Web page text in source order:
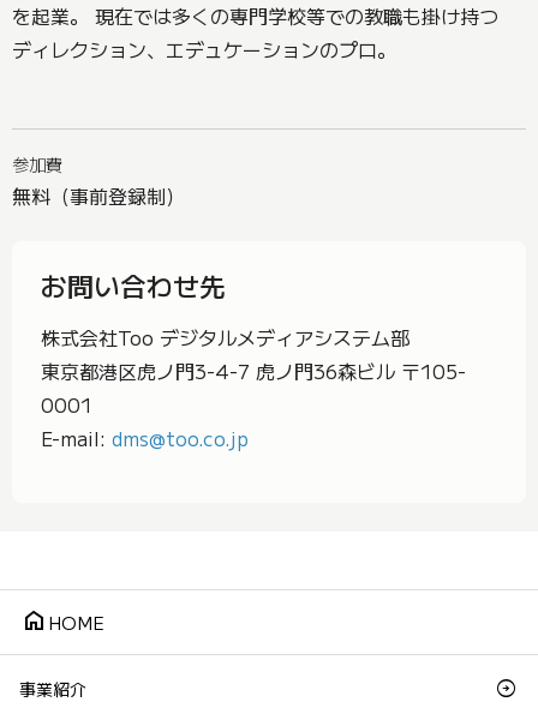
を起業。 現在では多くの専門学校等での教職も掛け持つ
ディレクション、エデュケーションのプロ。
参加費
無料（事前登録制）
お問い合わせ先
株式会社Too デジタルメディアシステム部
東京都港区虎ノ門3-4-7 虎ノ門36森ビル 〒105-
0001
E-mail: dms@too.co.jp
home HOME
事業紹介